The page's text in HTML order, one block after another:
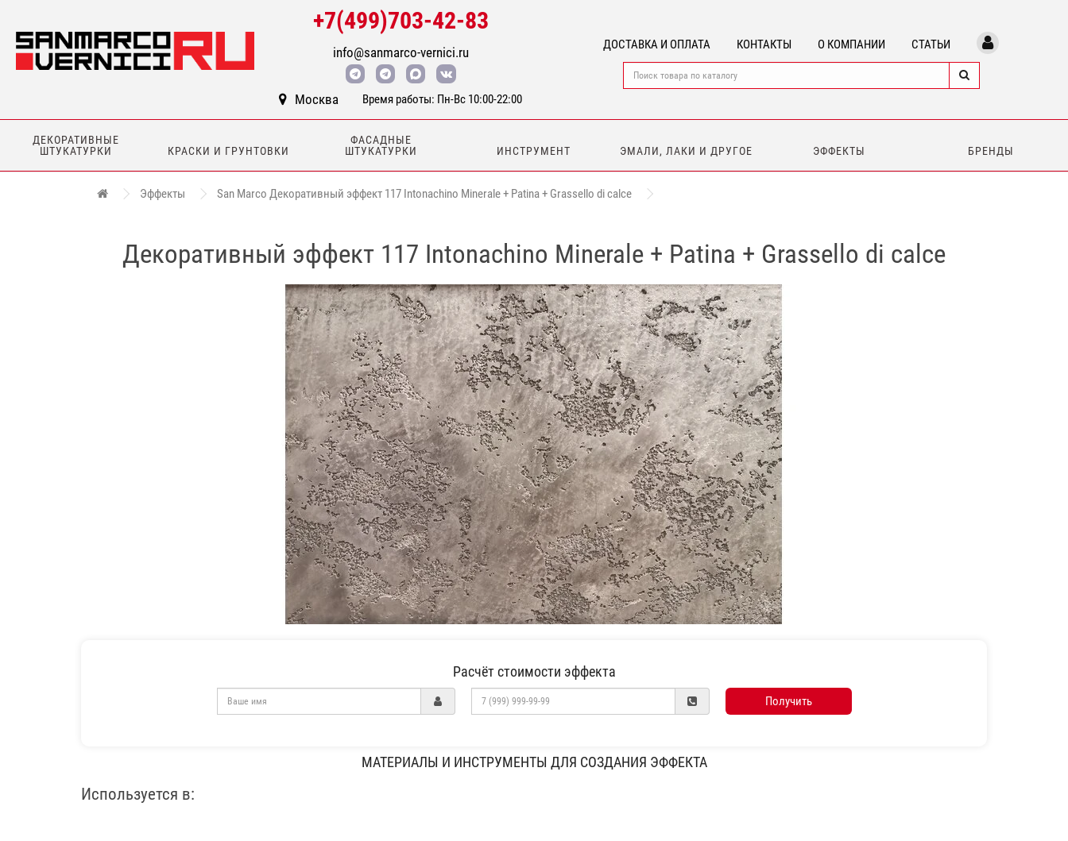
+7(499)703-42-83
info@sanmarco-vernici.ru
Москва Время работы: Пн-Вс 10:00-22:00
ДОСТАВКА И ОПЛАТА КОНТАКТЫ О КОМПАНИИ СТАТЬИ
ДЕКОРАТИВНЫЕ
ШТУКАТУРКИ
КРАСКИ И ГРУНТОВКИ
ФАСАДНЫЕ
ШТУКАТУРКИ
ИНСТРУМЕНТ ЭМАЛИ, ЛАКИ И ДРУГОЕ ЭФФЕКТЫ БРЕНДЫ
Эффекты San Marco Декоративный эффект 117 Intonachino Minerale + Patina + Grassello di calce
Декоративный эффект 117 Intonachino Minerale + Patina + Grassello di calce
Расчёт стоимости эффекта
Получить
МАТЕРИАЛЫ И ИНСТРУМЕНТЫ ДЛЯ СОЗДАНИЯ ЭФФЕКТА
Используется в: